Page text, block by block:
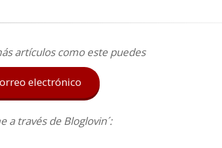
artículos como este puedes
electrónico
a través de Bloglovin´: